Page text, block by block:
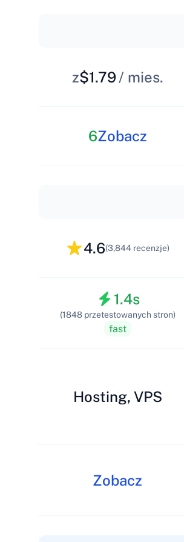
z$1.79 / mies.
6Zobacz
4.6(3,844 recenzje)
1.4s
(1848 przetestowanych stron)
fast
Hosting, VPS
Zobacz